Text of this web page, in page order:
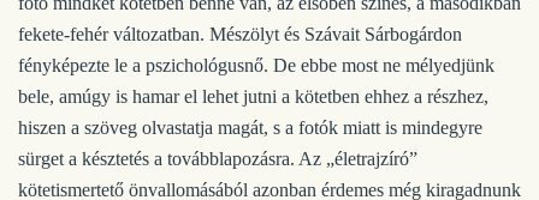
fekete-fehér változatban. Mészölyt és Szávait Sárbogárdon
fényképezte le a pszichológusnő. De ebbe most ne mélyedjünk
bele, amúgy is hamar el lehet jutni a kötetben ehhez a részhez,
hiszen a szöveg olvastatja magát, s a fotók miatt is mindegyre
sürget a késztetés a továbblapozásra. Az „életrajzíró”
kötetismertető önvallomásából azonban érdemes még kiragadnunk